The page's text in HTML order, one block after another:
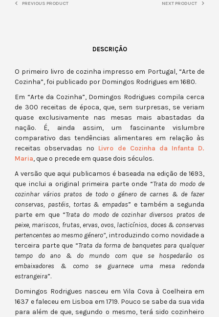
PREVIOUS PRODUCT NEXT PRODUCT
DESCRIÇÃO
O primeiro livro de cozinha impresso em Portugal, “Arte de
Cozinha”, foi publicado por Domingos Rodrigues em 1680.
Em “Arte da Cozinha”, Domingos Rodrigues compila cerca
de 300 receitas de época, que, sem surpresas, se veriam
quase exclusivamente nas mesas mais abastadas da
nação. É, ainda assim, um fascinante vislumbre
comparativo das tendências alimentares em relação às
receitas observadas no Livro de Cozinha da Infanta D.
Maria, que o precede em quase dois séculos.
A versão que aqui publicamos é baseada na edição de 1693,
que inclui a original primeira parte onde “Trata do modo de
cozinhar vários pratos de todo o género de carnes & de fazer
conservas, pastéis, tortas & empadas” e também a segunda
parte em que “Trata do modo de cozinhar diversos pratos de
peixe, mariscos, frutas, ervas, ovos, lacticínios, doces & conservas
pertencentes ao mesmo género”, introduzindo como novidade a
terceira parte que “Trata da forma de banquetes para qualquer
tempo do ano & do mundo com que se hospedarão os
embaixadores & como se guarnece uma mesa redonda
estrangeira”.
Domingos Rodrigues nasceu em Vila Cova à Coelheira em
1637 e faleceu em Lisboa em 1719. Pouco se sabe da sua vida
para além de que, segundo o mesmo, terá sido cozinheiro